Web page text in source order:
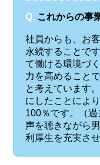
Q. これからの事
社員からも、お
永続することで
て働ける環境づ
力を高めること
と考えています
にしたことによ
100％です。（
声を聴きながら
利厚生を充実さ